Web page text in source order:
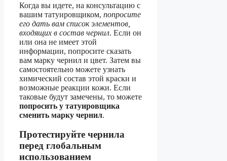
Когда вы идете, на консультацию с
вашим татуировщиком, попросите
его дать вам список элементов,
входящих в состав чернил. Если он
или она не имеет этой
информации, попросите сказать
вам марку чернил и цвет. Затем вы
самостоятельно можете узнать
химический состав этой краски и
возможные реакции кожи. Если
таковые будут замечены, то можете
попросить у татуировщика
сменить марку чернил.
Протестируйте чернила
перед глобальным
использованием